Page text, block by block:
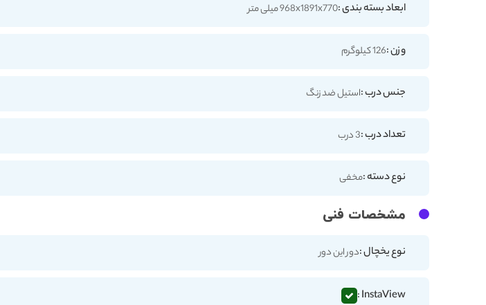
ابعاد بسته بندی :968x1891x770 میلی متر
وزن :126 کیلوگرم
جنس درب :استیل ضد زنگ
تعداد درب :3 درب
نوع دسته :مخفی
مشخصات فنی
نوع یخچال :دور این دور
InstaView :